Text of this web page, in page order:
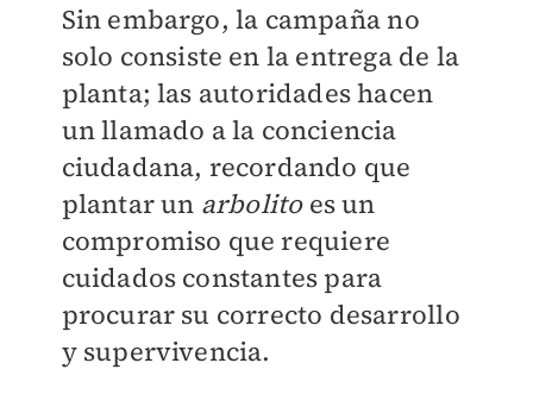
Sin embargo, la campaña no
solo consiste en la entrega de la
planta; las autoridades hacen
un llamado a la conciencia
ciudadana, recordando que
plantar un arbolito es un
compromiso que requiere
cuidados constantes para
procurar su correcto desarrollo
y supervivencia.